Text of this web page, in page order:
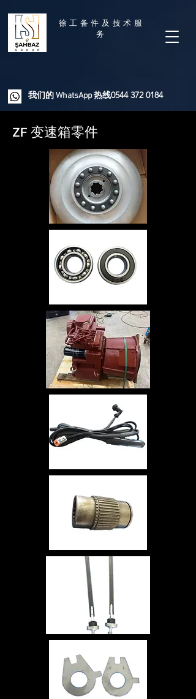
徐工备件及技术服
务
我们的 WhatsApp 热线0544 372 0184
ZF 变速箱零件